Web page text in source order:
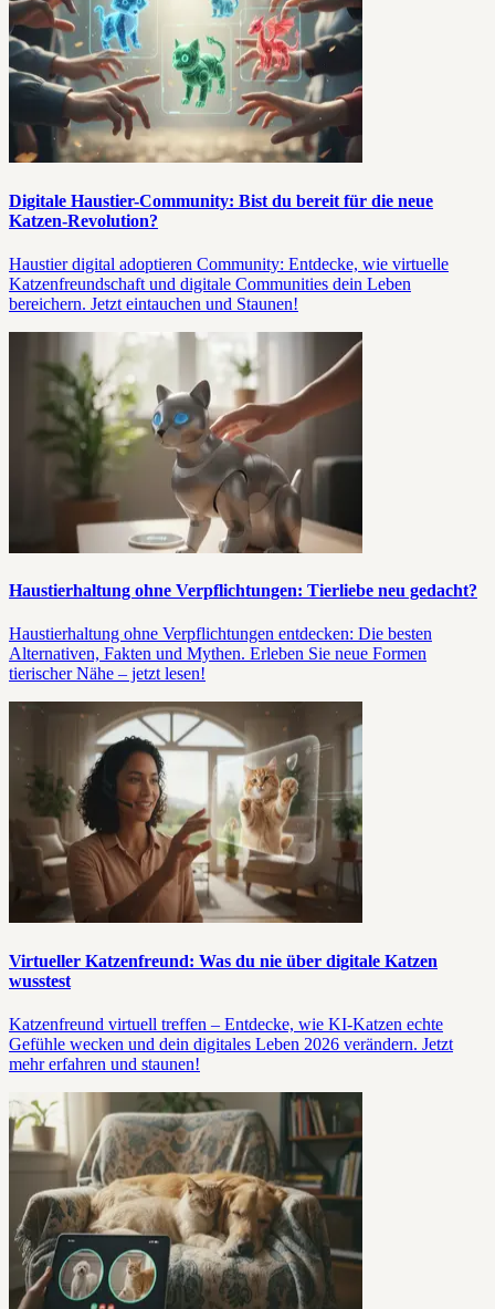
Digitale Haustier-Community: Bist du bereit für die neue
Katzen-Revolution?
Haustier digital adoptieren Community: Entdecke, wie virtuelle
Katzenfreundschaft und digitale Communities dein Leben
bereichern. Jetzt eintauchen und Staunen!
Haustierhaltung ohne Verpflichtungen: Tierliebe neu gedacht?
Haustierhaltung ohne Verpflichtungen entdecken: Die besten
Alternativen, Fakten und Mythen. Erleben Sie neue Formen
tierischer Nähe – jetzt lesen!
Virtueller Katzenfreund: Was du nie über digitale Katzen
wusstest
Katzenfreund virtuell treffen – Entdecke, wie KI-Katzen echte
Gefühle wecken und dein digitales Leben 2026 verändern. Jetzt
mehr erfahren und staunen!